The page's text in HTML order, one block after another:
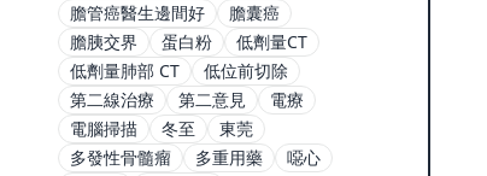
膽管癌醫生邊間好
膽囊癌
膽胰交界
蛋白粉
低劑量CT
低劑量肺部 CT
低位前切除
第二線治療
第二意見
電療
電腦掃描
冬至
東莞
多發性骨髓瘤
多重用藥
噁心